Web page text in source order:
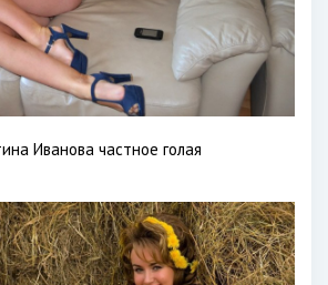
Иванова частное голая